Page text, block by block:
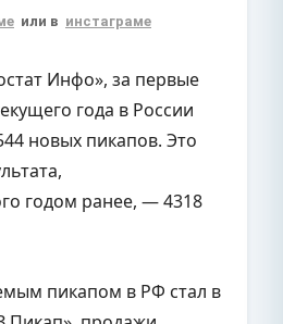
или в инстаграме
Инфо», за первые
года в России
новых пикапов. Это
годом ранее, — 4318
пикапом в РФ стал в